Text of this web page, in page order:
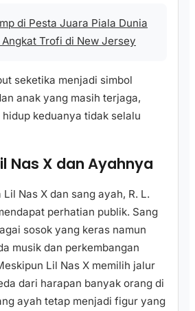
di Pesta Juara Piala Dunia
Trofi di New Jersey
seketika menjadi simbol
anak yang masih terjaga,
keduanya tidak selalu
Nas X dan Ayahnya
Nas X dan sang ayah, R. L.
perhatian publik. Sang
sosok yang keras namun
musik dan perkembangan
Lil Nas X memilih jalur
dari harapan banyak orang di
ayah tetap menjadi figur yang